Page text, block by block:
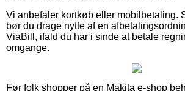
Vi anbefaler kortkøb eller mobilbetaling.
bør du drage nytte af en
ViaBill, ifald du har i sinde at betale
omgange.
Før folk shopper på en Makita e-shop